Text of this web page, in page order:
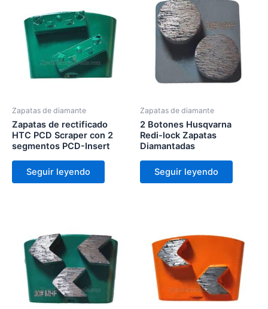
Zapatas de diamante
Zapatas de rectificado
HTC PCD Scraper con 2
segmentos PCD-Insert
Seguir leyendo
Zapatas de diamante
2 Botones Husqvarna
Redi-lock Zapatas
Diamantadas
Seguir leyendo